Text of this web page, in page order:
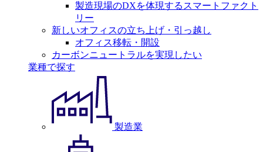
製造現場のDXを体現するスマートファクト
リー
新しいオフィスの立ち上げ・引っ越し
オフィス移転・開設
カーボンニュートラルを実現したい
業種で探す
製造業